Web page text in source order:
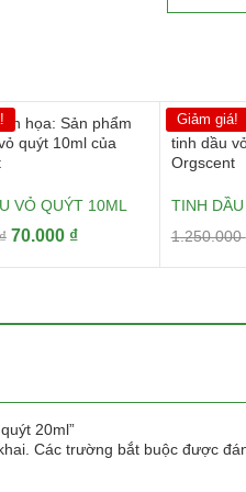
VỎ QUÝT 10ML
Giá
70.000 ₫Giá
70.000 ₫.
Giảm giá!
TINH
1.250.000
20ml”
Các trường bắt buộc được